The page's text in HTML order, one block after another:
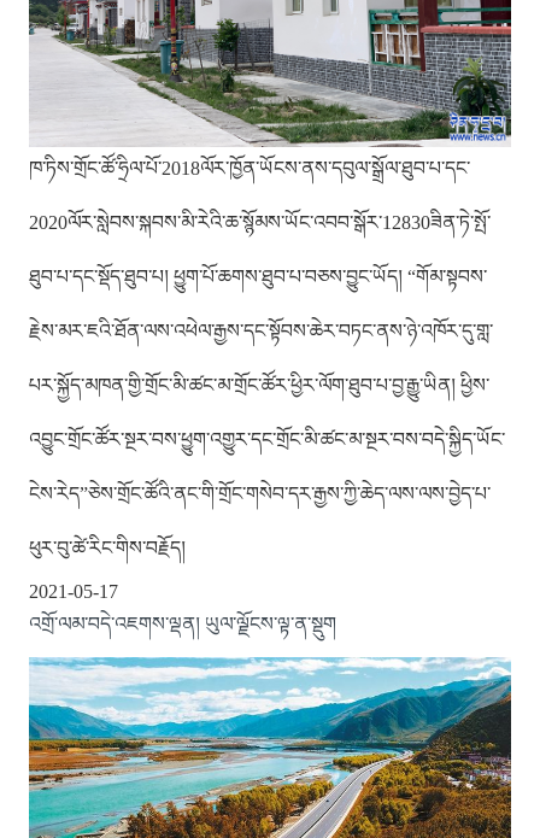
ཁ་ཏིས་གྲོང་ཚོ་ཧྲིལ་པོ་2018ལོར་ཁྱོན་ཡོངས་ནས་དབུལ་སྒྲོལ་ཐུབ་པ་དང་
2020ལོར་སླེབས་སྐབས་མི་རེའི་ཆ་སྙོམས་ཡོང་འབབ་སྒོར་12830ཟིན་ཏེ་སྤོ་
ཐུབ་པ་དང་སྡོད་ཐུབ་པ། ཕྱུག་པོ་ཆགས་ཐུབ་པ་བཅས་བྱུང་ཡོད། “གོམ་སྟབས་
རྗེས་མར་ཇའི་ཐོན་ལས་འཕེལ་རྒྱས་དང་སྟོབས་ཆེར་བཏང་ནས་ཉེ་འཁོར་དུ་གླ་
པར་སྐྱོད་མཁན་གྱི་གྲོང་མི་ཚང་མ་གྲོང་ཚོར་ཕྱིར་ལོག་ཐུབ་པ་བྱ་རྒྱུ་ཡིན། ཕྱིས་
འབྱུང་གྲོང་ཚོར་སྔར་བས་ཕྱུག་འགྱུར་དང་གྲོང་མི་ཚང་མ་སྔར་བས་བདེ་སྐྱིད་ཡོང་
ངེས་རེད”ཅེས་གྲོང་ཚོའི་ནང་གི་གྲོང་གསེབ་དར་རྒྱས་ཀྱི་ཆེད་ལས་ལས་བྱེད་པ་
ཕུར་བུ་ཚེ་རིང་གིས་བརྗོད།
2021-05-17
འགྲོ་ལམ་བདེ་འཇགས་ལྡན། ཡུལ་ལྗོངས་ལྟ་ན་སྡུག